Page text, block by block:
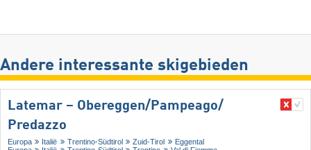
Andere interessante skigebieden
Latemar – Obereggen/​Pampeago/​
Predazzo
Europa Italië Trentino-Südtirol Zuid-Tirol
Eggental